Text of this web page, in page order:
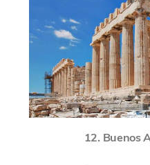
12. Buenos